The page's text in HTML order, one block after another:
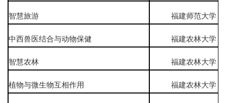
智慧旅游 福建师范大学
中西兽医结合与动物保健 福建农林大学
智慧农林 福建农林大学
植物与微生物互相作用 福建农林大学